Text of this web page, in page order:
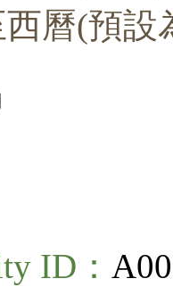
曆(預設
ID：